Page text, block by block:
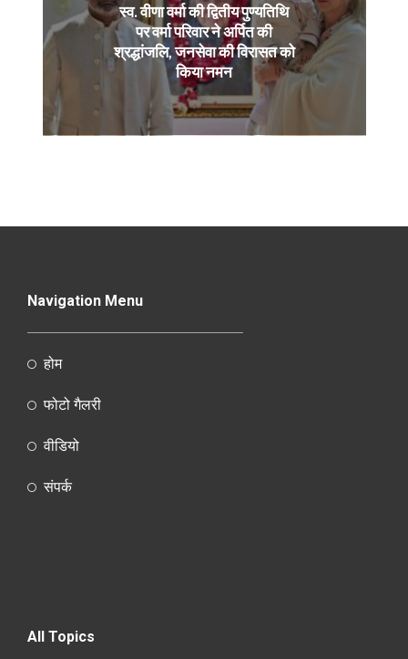
स्व. वीणा वर्मा की द्वितीय पुण्यतिथि
पर वर्मा परिवार ने अर्पित की
श्रद्धांजलि, जनसेवा की विरासत को
किया नमन
Navigation Menu
होम
फोटो गैलरी
वीडियो
संपर्क
All Topics